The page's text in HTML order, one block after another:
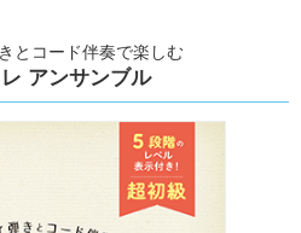
とコード伴奏で楽しむ
アンサンブル